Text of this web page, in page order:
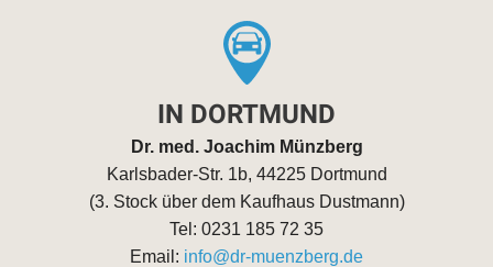
IN DORTMUND
Dr. med. Joachim Münzberg
Karlsbader-Str. 1b, 44225 Dortmund
(3. Stock über dem Kaufhaus Dustmann)
Tel: 0231 185 72 35
Email: info@dr-muenzberg.de